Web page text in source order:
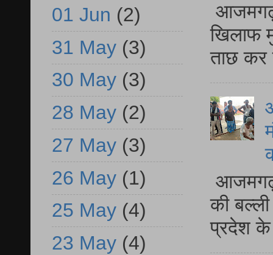
आजमगढ़
खिलाफ
ताछ कर
आजमगढ़
की
प्रदेश
01 Jun (2)
31 May (3)
30 May (3)
28 May (2)
27 May (3)
26 May (1)
25 May (4)
23 May (4)